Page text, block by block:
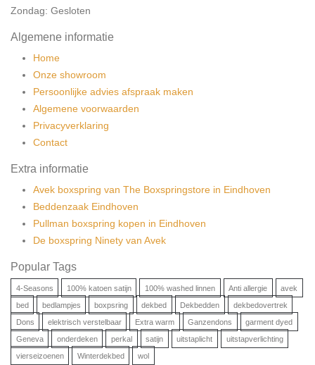
Zondag: Gesloten
Algemene informatie
Home
Onze showroom
Persoonlijke advies afspraak maken
Algemene voorwaarden
Privacyverklaring
Contact
Extra informatie
Avek boxspring van The Boxspringstore in Eindhoven
Beddenzaak Eindhoven
Pullman boxspring kopen in Eindhoven
De boxspring Ninety van Avek
Popular Tags
4-Seasons 100% katoen satijn 100% washed linnen Anti allergie
avek
bed
bedlampjes boxpsring dekbed Dekbedden
dekbedovertrek
Dons
elektrisch verstelbaar Extra warm Ganzendons
garment dyed
Geneva
onderdeken perkal satijn uitstaplicht
uitstapverlichting
vierseizoenen
Winterdekbed wol